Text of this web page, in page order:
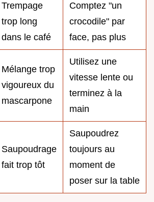
Trempage
trop long
dans le café
Comptez "un
crocodile" par
face, pas plus
Mélange trop
vigoureux du
mascarpone
Utilisez une
vitesse lente ou
terminez à la
main
Saupoudrage
fait trop tôt
Saupoudrez
toujours au
moment de
poser sur la table